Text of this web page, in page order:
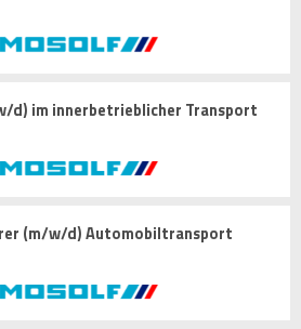
im innerbetrieblicher Transport
(m/w/d) Automobiltransport